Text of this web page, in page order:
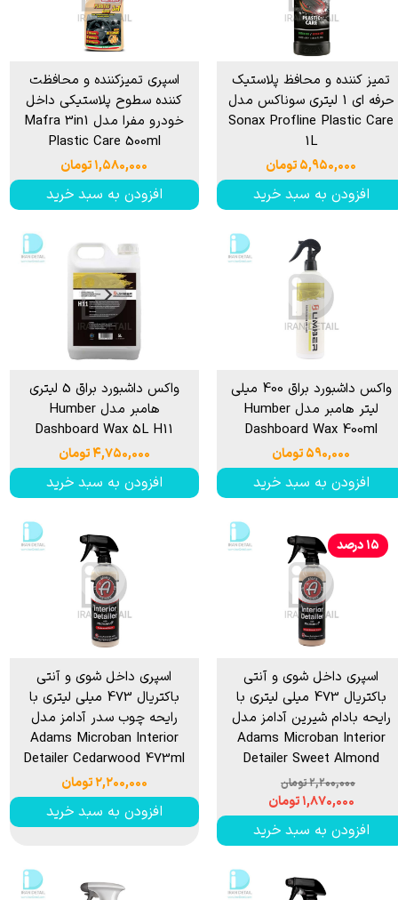
تمیز کننده و محافظ پلاستیک
حرفه ای 1 لیتری سوناکس مدل
Sonax Profline Plastic Care
1L
۵,۹۵۰,۰۰۰ تومان
افزودن به سبد خرید
اسپری تمیزکننده و محافظت
کننده سطوح پلاستیکی داخل
خودرو مفرا مدل Mafra 3in1
Plastic Care 500ml
۱,۵۸۰,۰۰۰ تومان
افزودن به سبد خرید
واکس داشبورد براق 400 میلی
لیتر هامبر مدل Humber
Dashboard Wax 400ml
۵۹۰,۰۰۰ تومان
افزودن به سبد خرید
واکس داشبورد براق 5 لیتری
هامبر مدل Humber
Dashboard Wax 5L H11
۴,۷۵۰,۰۰۰ تومان
افزودن به سبد خرید
اسپری داخل شوی و آنتی
باکتریال 473 میلی لیتری با
رایحه بادام شیرین آدامز مدل
Adams Microban Interior
Detailer Sweet Almond
۲,۲۰۰,۰۰۰ تومان
۱,۸۷۰,۰۰۰ تومان
افزودن به سبد خرید
۱۵ درصد
اسپری داخل شوی و آنتی
باکتریال 473 میلی لیتری با
رایحه چوب سدر آدامز مدل
Adams Microban Interior
Detailer Cedarwood 473ml
۲,۲۰۰,۰۰۰ تومان
افزودن به سبد خرید